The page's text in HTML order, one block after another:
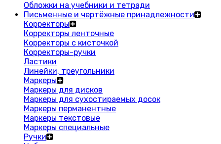
Обложки на учебники и тетради
Письменные и чертёжные принадлежности
Корректоры
Корректоры ленточные
Корректоры с кисточкой
Корректоры-ручки
Ластики
Линейки, треугольники
Маркеры
Маркеры для дисков
Маркеры для сухостираемых досок
Маркеры перманентные
Маркеры текстовые
Маркеры специальные
Ручки